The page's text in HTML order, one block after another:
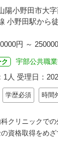
陽小野田市大
小野田駅から
円 ～
宇部公共職
1人 受理日：
学歴必須 時間
科クリニックで
の資格取得をめ